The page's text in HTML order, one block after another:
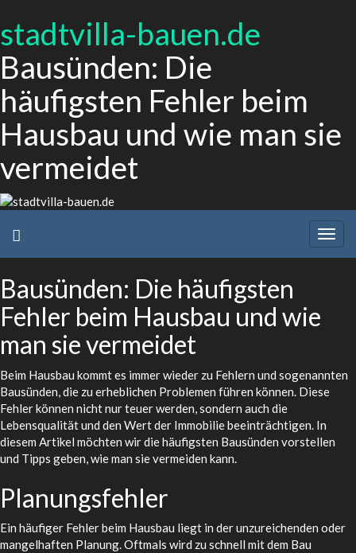
stadtvilla-bauen.de
Bausünden: Die
häufigsten Fehler beim
Hausbau und wie man sie
vermeidet
Bausünden: Die häufigsten
Fehler beim Hausbau und wie
man sie vermeidet
Beim Hausbau kommt es immer wieder zu Fehlern und sogenannten
Bausünden, die zu erheblichen Problemen führen können. Diese
Fehler können nicht nur teuer werden, sondern auch die
Lebensqualität und den Wert der Immobilie beeinträchtigen. In
diesem Artikel möchten wir die häufigsten Bausünden vorstellen
und Tipps geben, wie man sie vermeiden kann.
Planungsfehler
Ein häufiger Fehler beim Hausbau liegt in der unzureichenden oder
mangelhaften Planung. Oftmals wird zu schnell mit dem Bau